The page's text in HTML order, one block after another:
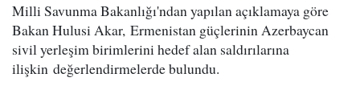
Milli Savunma Bakanlığı'ndan yapılan açıklamaya göre
Bakan Hulusi Akar, Ermenistan güçlerinin Azerbaycan
sivil yerleşim birimlerini hedef alan saldırılarına
ilişkin değerlendirmelerde bulundu.